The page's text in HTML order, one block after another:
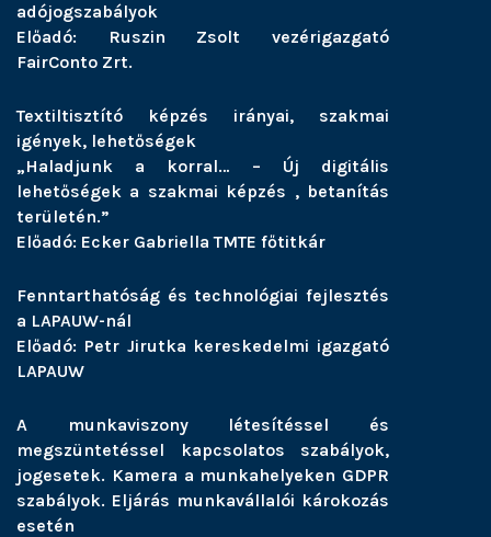
adójogszabályok
Előadó: Ruszin Zsolt vezérigazgató
FairConto Zrt.
Textiltisztító képzés irányai, szakmai
igények, lehetőségek
„Haladjunk a korral… – Új digitális
lehetőségek a szakmai képzés , betanítás
területén.”
Előadó: Ecker Gabriella TMTE főtitkár
Fenntarthatóság és technológiai fejlesztés
a LAPAUW-nál
Előadó: Petr Jirutka kereskedelmi igazgató
LAPAUW
A munkaviszony létesítéssel és
megszüntetéssel kapcsolatos szabályok,
jogesetek. Kamera a munkahelyeken GDPR
szabályok. Eljárás munkavállalói károkozás
esetén